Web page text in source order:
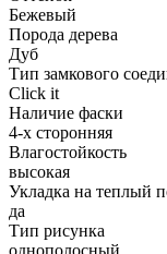
Бежевый
Порода дерева
Дуб
Тип замкового
Click it
Наличие фаски
4-х сторонняя
Влагостойкость
высокая
Укладка на теплый
да
Тип рисунка